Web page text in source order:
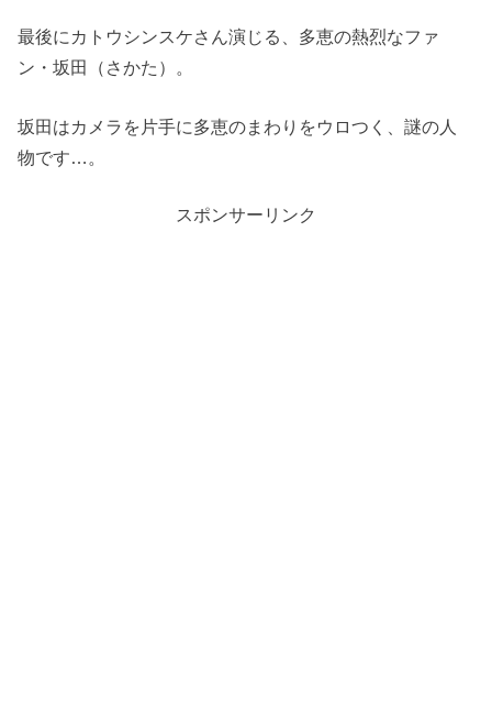
最後にカトウシンスケさん演じる、多恵の熱烈なファ
ン・坂田（さかた）。
坂田はカメラを片手に多恵のまわりをウロつく、謎の人
物です…。
スポンサーリンク